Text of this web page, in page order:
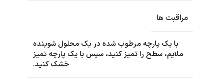
مراقبت ها
با یک پارچه مرطوب شده در یک محلول شوینده
ملایم، سطح را تمیز کنید، سپس با یک پارچه تمیز
خشک کنید.